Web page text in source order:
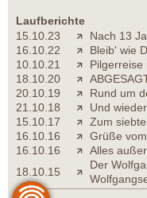
Laufberichte
15.10.23
Nach 13
16.10.22
Bleib' wie
10.10.21
Pilgerreise
18.10.20
20.10.19
Rund um
21.10.18
Und
15.10.17
Zum
16.10.16
Grüße
16.10.16
Alles
18.10.15
Der